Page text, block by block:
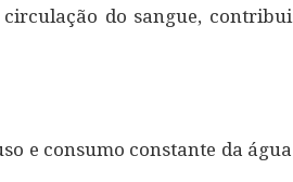
do sangue, contribui
e consumo constante da água